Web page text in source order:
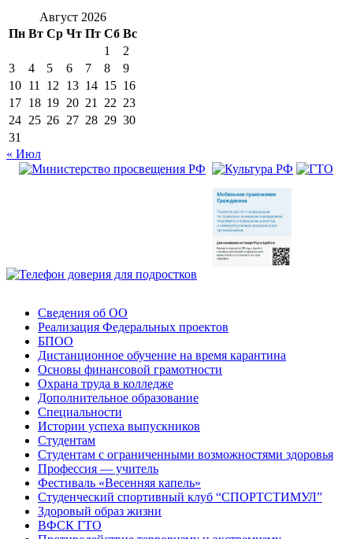
Август 2026
Пн Вт Ср Чт Пт Сб Вс
1
2
3
4 5 6 7 8
9
10 11 12 13 14 15 16
17 18 19 20 21 22 23
24 25 26 27 28 29 30
31
« Июл
Сведения об ОО
Реализация Федеральных проектов
БПОО
Дистанционное обучение на время карантина
Основы финансовой грамотности
Охрана труда в колледже
Дополнительное образование
Специальности
Истории успеха выпускников
Студентам
Студентам с ограниченными возможностями здоровья
Профессия — учитель
Фестиваль «Весенняя капель»
Студенческий спортивный клуб “СПОРТСТИМУЛ”
Здоровый образ жизни
ВФСК ГТО